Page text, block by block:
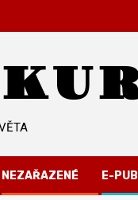
NEZAŘAZENÉ E-